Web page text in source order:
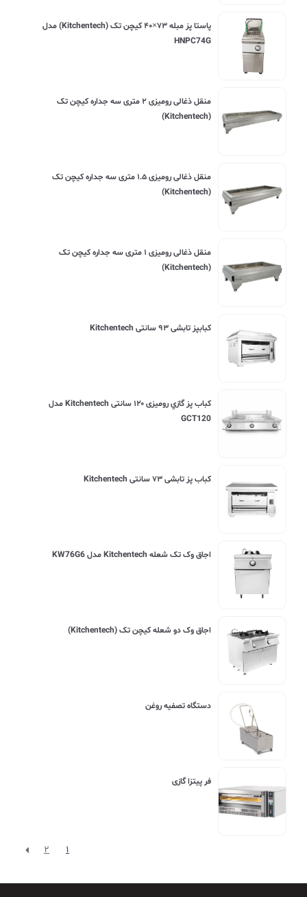
پاستا پز مبله ۷۳×۴۰ کیچن تک (Kitchentech) مدل
HNPC74G
منقل ذغالی رومیزی ۲ متری سه جداره کیچن تک
(Kitchentech)
منقل ذغالی رومیزی ۱.۵ متری سه جداره کیچن تک
(Kitchentech)
منقل ذغالی رومیزی ۱ متری سه جداره کیچن تک
(Kitchentech)
کبابپز تابشی ۹۳ سانتی Kitchentech
کباب پز گازي رومیزی ۱۲۰ سانتی Kitchentech مدل
GCT120
کباب پز تابشی ۷۳ سانتی Kitchentech
اجاق وک تک شعله Kitchentech مدل KW76G6
اجاق وک دو شعله کیچن تک (Kitchentech)
دستگاه تصفیه روغن
فر پیتزا گازی
1
2